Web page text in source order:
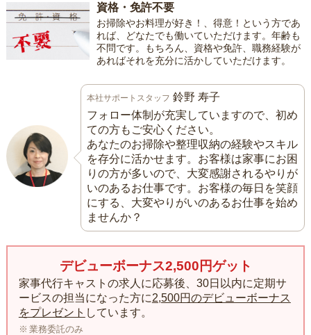
資格・免許不要
お掃除やお料理が好き！、得意！という方であ
れば、どなたでも働いていただけます。年齢も
不問です。もちろん、資格や免許、職務経験が
あればそれを充分に活かしていただけます。
本社サポートスタッフ 鈴野 寿子
フォロー体制が充実していますので、初め
ての方もご安心ください。
あなたのお掃除や整理収納の経験やスキル
を存分に活かせます。お客様は家事にお困
りの方が多いので、大変感謝されるやりが
いのあるお仕事です。お客様の毎日を笑顔
にする、大変やりがいのあるお仕事を始め
ませんか？
デビューボーナス2,500円ゲット
家事代行キャストの求人に応募後、30日以内に定期サ
ービスの担当になった方に2,500円のデビューボーナス
をプレゼント しています。
業務委託のみ